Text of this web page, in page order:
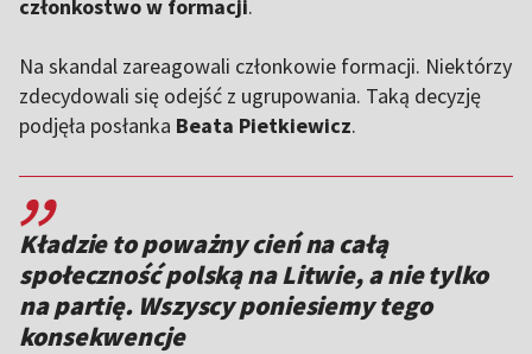
członkostwo w formacji.
Na skandal zareagowali członkowie formacji. Niektórzy
zdecydowali się odejść z ugrupowania. Taką decyzję
podjęła posłanka Beata Pietkiewicz.
,,
Kładzie to poważny cień na całą
społeczność polską na Litwie, a nie tylko
na partię. Wszyscy poniesiemy tego
konsekwencje